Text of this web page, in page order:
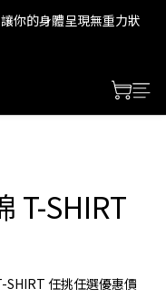
你的身體呈現無重力狀
T-SHIRT
任挑任選優惠價